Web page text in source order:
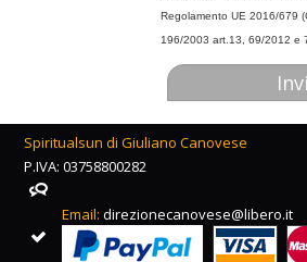
Regolamento UE 2016/679
196/2003 art.13, 69/2012 e
Spiritualsun di Giuliano Canovese
P.IVA: 03758800282
Email:direzionecanovese@libero.it